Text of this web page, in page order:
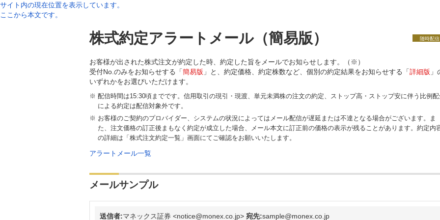
サイト内の現在位置を表示しています。
ここから本文です。
株式約定アラートメール（簡易版） 随時配信
お客様が出された株式注文が約定した時、約定した旨をメールでお知らせします。（※）
受付No.のみをお知らせする「簡易版 」と、約定価格、約定株数など、個別の約定結果をお知らせする「詳細版 」
いずれかをお選びいただけます。
配信時間は15:30頃までです。信用取引の現引・現渡、単元未満株の注文の約定、ストップ高・ストップ安に伴う比例配
による約定は配信対象外です。
お客様のご契約のプロバイダー、システムの状況によってはメール配信が遅延または不達となる場合がございます。ま
た、注文価格の訂正後まもなく約定が成立した場合、メール本文に訂正前の価格の表示が残ることがあります。約定内
の詳細は「株式注文約定一覧」画面にてご確認をお願いいたします。
アラートメール一覧
メールサンプル
送信者:マネックス証券 <notice@monex.co.jp> 宛先:sample@monex.co.jp